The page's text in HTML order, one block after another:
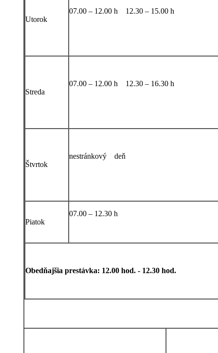
Utorok
07.00 – 12.00 h 12.30 – 15.00 h
Streda
07.00 – 12.00 h 12.30 – 16.30 h
Štvrtok
nestránkový deň
Piatok
07.00 – 12.30 h
Obedňajšia prestávka: 12.00 hod. - 12.30 hod.